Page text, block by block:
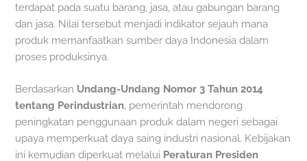
terdapat pada suatu barang, jasa, atau gabungan barang
dan jasa. Nilai tersebut menjadi indikator sejauh mana
produk memanfaatkan sumber daya Indonesia dalam
proses produksinya.
Berdasarkan Undang-Undang Nomor 3 Tahun 2014
tentang Perindustrian , pemerintah mendorong
peningkatan penggunaan produk dalam negeri sebagai
upaya memperkuat daya saing industri nasional. Kebijakan
ini kemudian diperkuat melalui Peraturan Presiden